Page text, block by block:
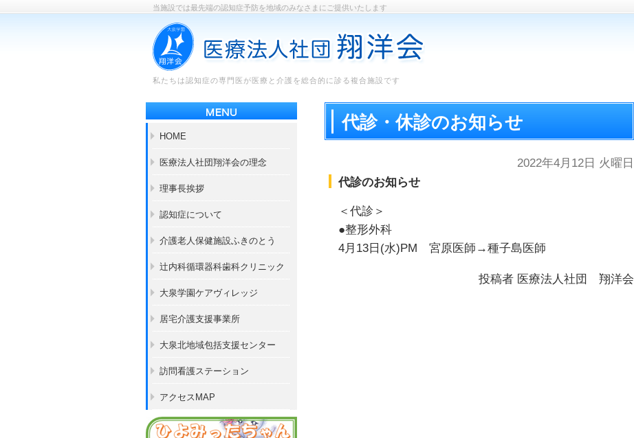
当施設では最先端の認知症予防を地域のみなさまにご提供いたします
私たちは認知症の専門医が医療と介護を総合的に診る複合施設です
代診・休診のお知らせ
2022年4月12日 火曜日
代診のお知らせ
＜代診＞
●整形外科
4月13日(水)PM 宮原医師→種子島医師
投稿者 医療法人社団 翔洋会
HOME
医療法人社団翔洋会の理念
理事長挨拶
認知症について
介護老人保健施設ふきのとう
辻内科循環器科歯科クリニック
大泉学園ケアヴィレッジ
居宅介護支援事業所
大泉北地域包括支援センター
訪問看護ステーション
アクセスMAP